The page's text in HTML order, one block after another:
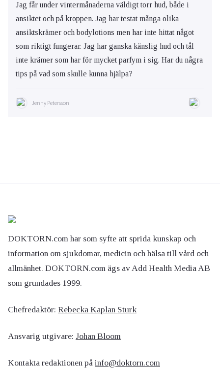
Jag får under vintermånaderna väldigt torr hud, både i
ansiktet och på kroppen. Jag har testat många olika
ansiktskrämer och bodylotions men har inte hittat något
som riktigt fungerar. Jag har ganska känslig hud och tål
inte krämer som har för mycket parfym i sig. Har du några
tips på vad som skulle kunna hjälpa?
Jenny Petersson
DOKTORN.com har som syfte att sprida kunskap och
information om sjukdomar, medicin och hälsa till vård och
allmänhet. DOKTORN.com ägs av Add Health Media AB
som grundades 1999.
Chefredaktör: Rebecka Kaplan Sturk
Ansvarig utgivare: Johan Bloom
Kontakta redaktionen på info@doktorn.com